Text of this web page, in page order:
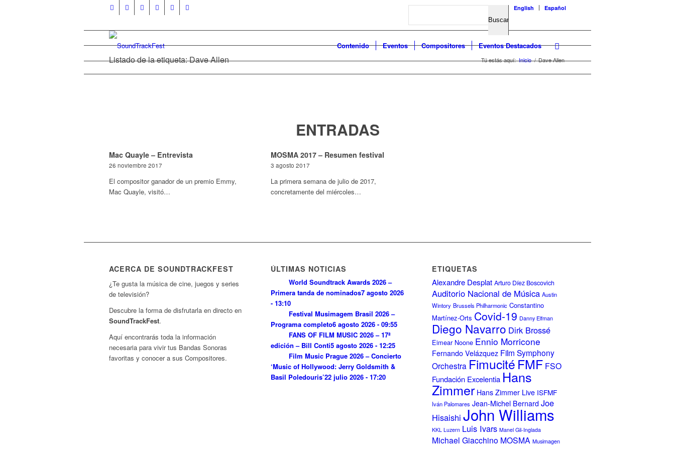
Search English Español
Contenido Eventos Compositores Eventos Destacados
Listado de la etiqueta: Dave Allen Tú estás aquí: Inicio / Dave Allen
ENTRADAS
Mac Quayle – Entrevista
26 noviembre 2017
El compositor ganador de un premio Emmy,
Mac Quayle, visitó…
MOSMA 2017 – Resumen festival
3 agosto 2017
La primera semana de julio de 2017,
concretamente del miércoles…
ACERCA DE SOUNDTRACKFEST
¿Te gusta la música de cine, juegos y series
de televisión?
Descubre la forma de disfrutarla en directo en
SoundTrackFest.
Aquí encontrarás toda la información
necesaria para vivir tus Bandas Sonoras
favoritas y conocer a sus Compositores.
ÚLTIMAS NOTICIAS
World Soundtrack Awards 2026 –
Primera tanda de nominados7 agosto 2026
- 13:10
Festival Musimagem Brasil 2026 –
Programa completo6 agosto 2026 - 09:55
FANS OF FILM MUSIC 2026 – 17ª
edición – Bill Conti5 agosto 2026 - 12:25
Film Music Prague 2026 – Concierto
‘Music of Hollywood: Jerry Goldsmith &
Basil Poledouris’22 julio 2026 - 17:20
ETIQUETAS
Alexandre Desplat Arturo Díez Boscovich
Auditorio Nacional de Música Austin
Wintory Brussels Philharmonic Constantino
Martínez-Orts Covid-19 Danny Elfman
Diego Navarro Dirk Brossé
Eimear Noone Ennio Morricone
Fernando Velázquez Film Symphony
Orchestra Fimucité FMF FSO
Fundación Excelentia Hans
Zimmer Hans Zimmer Live ISFMF
Iván Palomares Jean-Michel Bernard Joe
Hisaishi John Williams
KKL Luzern Luis Ivars Manel Gil-Inglada
Michael Giacchino MOSMA Musimagen